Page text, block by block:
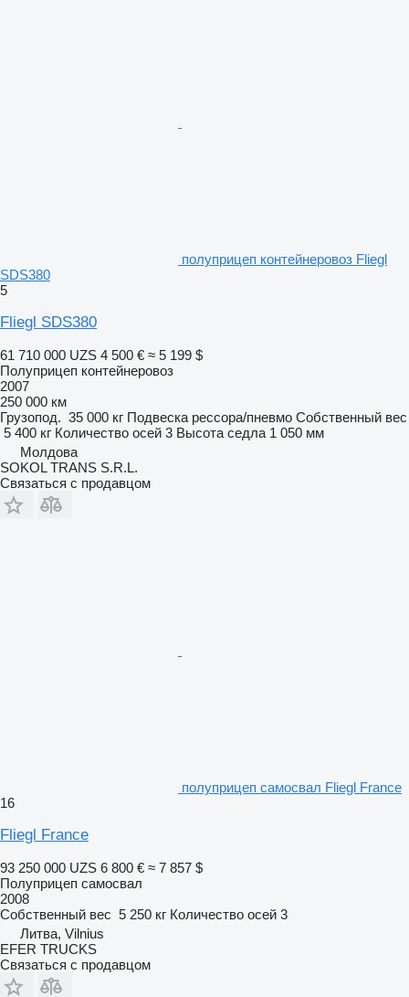
полуприцеп контейнеровоз Fliegl
SDS380
5
Fliegl SDS380
61 710 000 UZS 4 500 € ≈ 5 199 $
Полуприцеп контейнеровоз
2007
250 000 км
Грузопод. 35 000 кг Подвеска рессора/пневмо Собственный вес
5 400 кг Количество осей 3 Высота седла 1 050 мм
Молдова
SOKOL TRANS S.R.L.
Связаться с продавцом
полуприцеп самосвал Fliegl France
16
Fliegl France
93 250 000 UZS 6 800 € ≈ 7 857 $
Полуприцеп самосвал
2008
Собственный вес 5 250 кг Количество осей 3
Литва, Vilnius
EFER TRUCKS
Связаться с продавцом